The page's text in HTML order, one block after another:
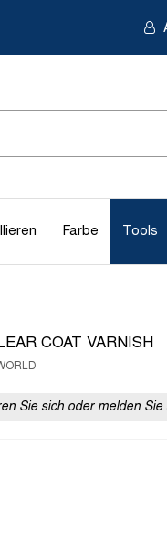
Farbe Tools
COAT VARNISH
Sie sich oder melden